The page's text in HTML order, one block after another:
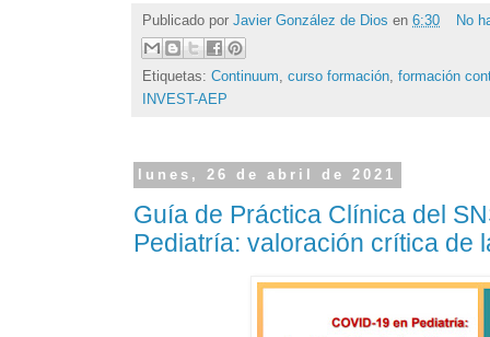
Publicado por Javier González de Dios en 6:30 No
Etiquetas: Continuum, curso formación, formación
INVEST-AEP
lunes, 26 de abril de 2021
Guía de Práctica Clínica del
Pediatría: valoración crítica de